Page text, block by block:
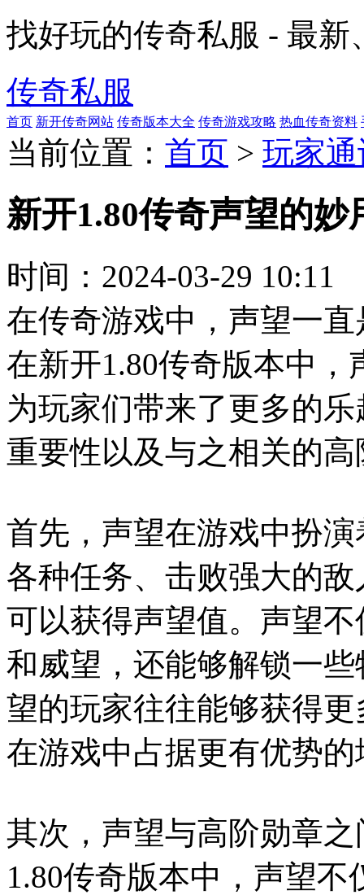
找好玩的传奇私服 - 最
传奇私服
首页 新开传奇网站 传奇版本大全 传奇游戏攻略 热血传奇资料
当前位置： 首页 > 玩家
新开1.80传奇声望的
时间： 2024-03-29 10:11
在传奇游戏中，声望一
在新开1.80传奇版本中
为玩家们带来了更多的
重要性以及与之相关的
首先，声望在游戏中扮
各种任务、击败强大的
可以获得声望值。声望
和威望，还能够解锁一
望的玩家往往能够获得
在游戏中占据更有优势的
其次，声望与高阶勋章
1.80传奇版本中，声望